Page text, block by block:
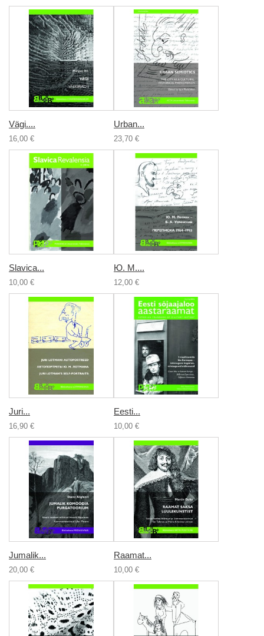
Vägi....
16,00 €
Urban...
23,70 €
Slavica...
10,00 €
Ю. М....
12,00 €
Juri...
16,90 €
Eesti...
10,00 €
Jumalik...
20,00 €
Raamat...
10,00 €